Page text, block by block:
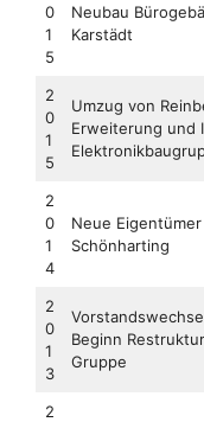
0
1
5
Neubau
Karstädt
2
0
1
5
Umzug von
Erweiterung und
2
0
1
4
Neue
Schönharting
2
0
1
3
Beginn
Gruppe
2